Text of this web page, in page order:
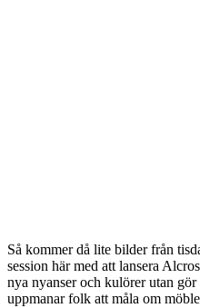
Så kommer då lite bilder från
session här med att lansera
nya nyanser och kulörer utan
uppmanar folk att måla om